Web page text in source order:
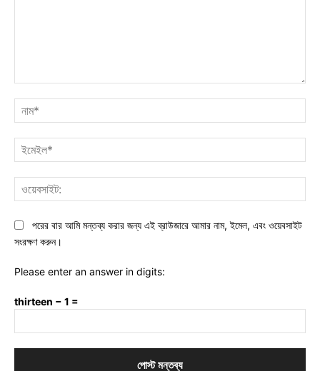
পরের বার আমি মন্তব্য করার জন্য এই ব্রাউজারে আমার নাম, ইমেল, এবং ওয়েবসাইট
সংরক্ষণ করুন।
Please enter an answer in digits:
thirteen − 1 =